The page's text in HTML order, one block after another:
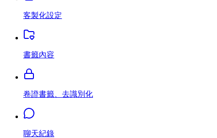
客製化設定
書籤內容
卷證書籤、去識別化
聊天紀錄